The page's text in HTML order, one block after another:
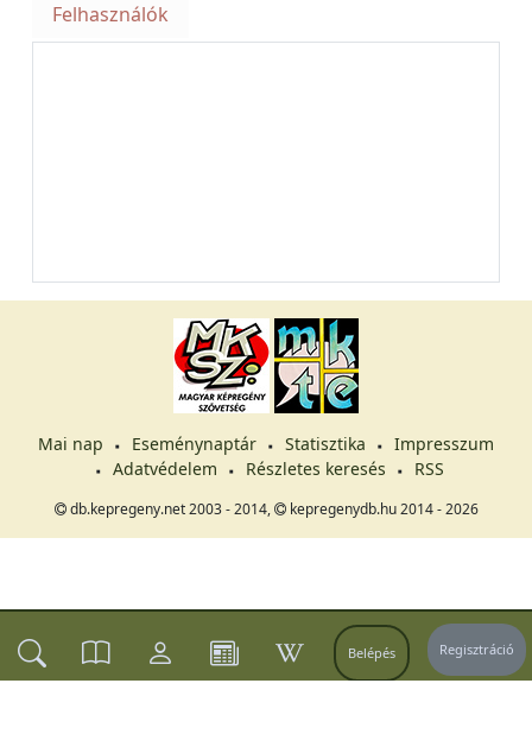
Belépés Regisztráció
Felhasználók
Mai nap Eseménynaptár Statisztika
Impresszum
Adatvédelem
Részletes keresés RSS
db.kepregeny.net 2003 - 2014, kepregenydb.hu 2014 - 2026